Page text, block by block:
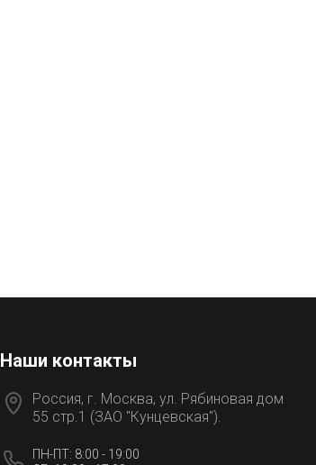
Наши контакты
Россия, г. Москва, ул. Рябиновая дом
55 стр.1 (ЗАО "Кунцевская").
ПН-ПТ: 8:00 - 19:00